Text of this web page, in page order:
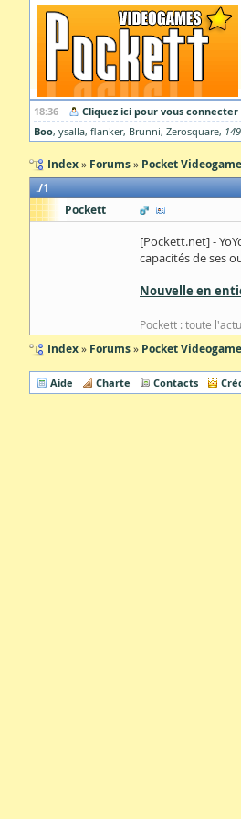
18:36 Cliquez ici pour vous connecter
Boo ysalla flanker Brunni Zerosquare
Index Forums Pocket
1
Pockett
[Pockett.net] -
capacités de ses
Nouvelle en
Pockett : toute
Index Forums Pocket
Aide Charte Contacts